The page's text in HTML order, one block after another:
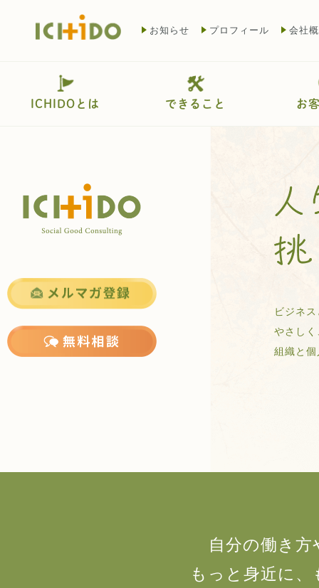
お知らせ プロフィール 会社
ICHIDOとは できること お
ビジネ
やさし
組織と
自分の働き
もっと身近に